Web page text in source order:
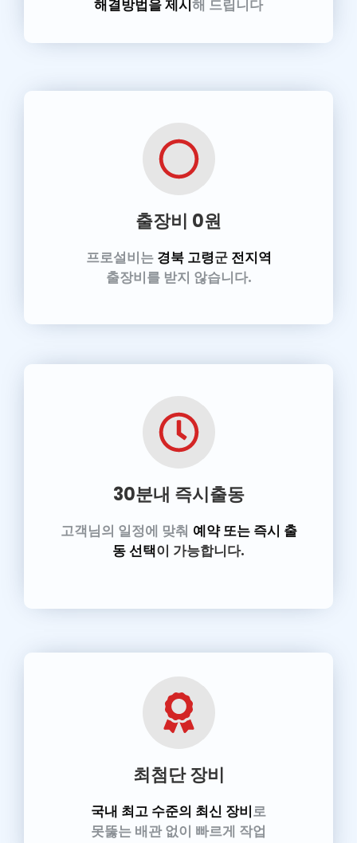
해결방법을 제시해 드립니다
출장비 0원
프로설비는 경북 고령군전지역
출장비를 받지 않습니다.
30분내 즉시출동
고객님의 일정에 맞춰 예약 또는 즉시 출
동 선택이 가능합니다.
최첨단 장비
국내 최고 수준의 최신 장비로
못뚫는 배관 없이 빠르게 작업